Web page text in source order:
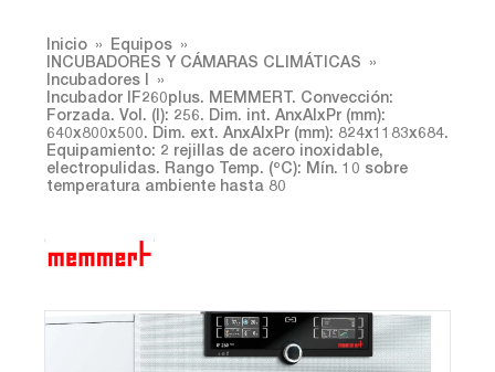
Inicio
Equipos
INCUBADORES Y CÁMARAS CLIMÁTICAS
Incubadores I
Incubador IF260plus. MEMMERT. Convección:
Forzada. Vol. (l): 256. Dim. int. AnxAlxPr (mm):
640x800x500. Dim. ext. AnxAlxPr (mm): 824x1183x684.
Equipamiento: 2 rejillas de acero inoxidable,
electropulidas. Rango Temp. (ºC): Mín. 10 sobre
temperatura ambiente hasta 80